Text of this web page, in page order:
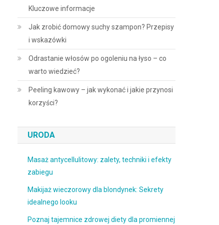
Kluczowe informacje
Jak zrobić domowy suchy szampon? Przepisy
i wskazówki
Odrastanie włosów po ogoleniu na łyso – co
warto wiedzieć?
Peeling kawowy – jak wykonać i jakie przynosi
korzyści?
URODA
Masaż antycellulitowy: zalety, techniki i efekty
zabiegu
Makijaż wieczorowy dla blondynek: Sekrety
idealnego looku
Poznaj tajemnice zdrowej diety dla promiennej